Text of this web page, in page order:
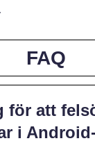
FAQ
för att
i